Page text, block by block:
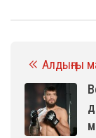
Алдыңғы